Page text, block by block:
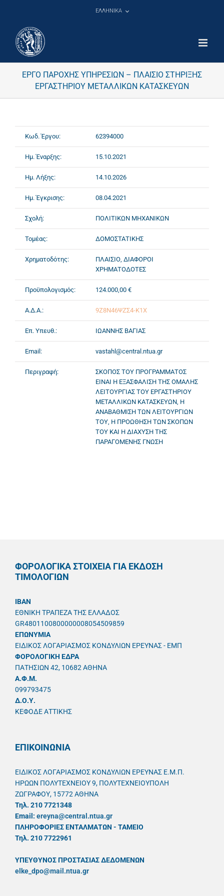
ΕΛΛΗΝΙΚΑ
ΕΡΓΟ ΠΑΡΟΧΗΣ ΥΠΗΡΕΣΙΩΝ – ΠΛΑΙΣΙΟ ΣΤΗΡΙΞΗΣ
ΕΡΓΑΣΤΗΡΙΟΥ ΜΕΤΑΛΛΙΚΩΝ ΚΑΤΑΣΚΕΥΩΝ
Κωδ. Έργου: 62394000
Ημ. Έναρξης: 15.10.2021
Ημ. Λήξης: 14.10.2026
Ημ. Έγκρισης: 08.04.2021
Σχολή: ΠΟΛΙΤΙΚΩΝ ΜΗΧΑΝΙΚΩΝ
Τομέας: ΔΟΜΟΣΤΑΤΙΚΗΣ
Χρηματοδότης:
ΠΛΑΙΣΙΟ, ΔΙΑΦΟΡΟΙ
ΧΡΗΜΑΤΟΔΟΤΕΣ
Προϋπολογισμός: 124.000,00 €
Α.Δ.Α.: 9Ζ8Ν46ΨΖΣ4-Κ1Χ
Επ. Υπευθ.: ΙΩΑΝΝΗΣ ΒΑΓΙΑΣ
Email: vastahl@central.ntua.gr
Περιγραφή:
ΣΚΟΠΟΣ ΤΟΥ ΠΡΟΓΡΑΜΜΑΤΟΣ
ΕΙΝΑΙ Η ΕΞΑΣΦΑΛΙΣΗ ΤΗΣ ΟΜΑΛΗΣ
ΛΕΙΤΟΥΡΓΙΑΣ ΤΟΥ ΕΡΓΑΣΤΗΡΙΟΥ
ΜΕΤΑΛΛΙΚΩΝ ΚΑΤΑΣΚΕΥΩΝ, Η
ΑΝΑΒΑΘΜΙΣΗ ΤΩΝ ΛΕΙΤΟΥΡΓΙΩΝ
ΤΟΥ, Η ΠΡΟΩΘΗΣΗ ΤΩΝ ΣΚΟΠΩΝ
ΤΟΥ ΚΑΙ Η ΔΙΑΧΥΣΗ ΤΗΣ
ΠΑΡΑΓΟΜΕΝΗΣ ΓΝΩΣΗ
ΦΟΡΟΛΟΓΙΚΑ ΣΤΟΙΧΕΙΑ ΓΙΑ ΕΚΔΟΣΗ
ΤΙΜΟΛΟΓΙΩΝ
IBAN
ΕΘΝΙΚΗ ΤΡΑΠΕΖΑ ΤΗΣ ΕΛΛΑΔΟΣ
GR4801100800000008054509859
ΕΠΩΝΥΜΙΑ
ΕΙΔΙΚΟΣ ΛΟΓΑΡΙΑΣΜΟΣ ΚΟΝΔΥΛΙΩΝ ΕΡΕΥΝΑΣ - ΕΜΠ
ΦΟΡΟΛΟΓΙΚΗ ΕΔΡΑ
ΠΑΤΗΣΙΩΝ 42, 10682 ΑΘΗΝΑ
A.Φ.Μ.
099793475
Δ.Ο.Υ.
ΚΕΦΟΔΕ ΑΤΤΙΚΗΣ
ΕΠΙΚΟΙΝΩΝΙΑ
ΕΙΔΙΚΟΣ ΛΟΓΑΡΙΑΣΜΟΣ ΚΟΝΔΥΛΙΩΝ ΕΡΕΥΝΑΣ Ε.Μ.Π.
ΗΡΩΩΝ ΠΟΛΥΤΕΧΝΕΙΟΥ 9, ΠΟΛΥΤΕΧΝΕΙΟΥΠΟΛΗ
ΖΩΓΡΑΦΟΥ, 15772 ΑΘΗΝΑ
Τηλ. 210 7721348
Email: ereyna@central.ntua.gr
ΠΛΗΡΟΦΟΡΙΕΣ ΕΝΤΑΛΜΑΤΩΝ - ΤΑΜΕΙΟ
Τηλ. 210 7722961
ΥΠΕΥΘYΝΟΣ ΠΡΟΣΤΑΣΙΑΣ ΔΕΔΟΜΕΝΩΝ
elke_dpo@mail.ntua.gr